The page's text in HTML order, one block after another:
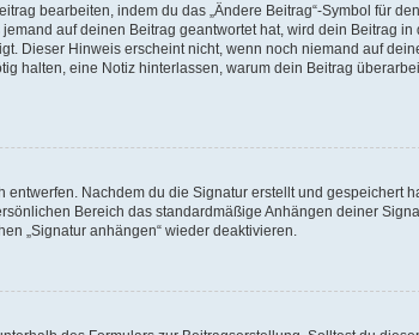
bearbeiten, indem du das „Ändere Beitrag“-Symbol für den
auf deinen Beitrag geantwortet hat, wird dein Beitrag in
Dieser Hinweis erscheint nicht, wenn noch niemand auf
halten, eine Notiz hinterlassen, warum dein Beitrag
Nachdem du die Signatur erstellt und gespeichert
Bereich das standardmäßige Anhängen deiner
„Signatur anhängen“ wieder deaktivieren.